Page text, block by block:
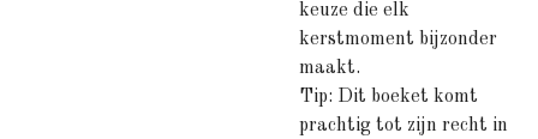
keuze die elk
kerstmoment bijzonder
maakt.
Tip: Dit boeket komt
prachtig tot zijn recht in